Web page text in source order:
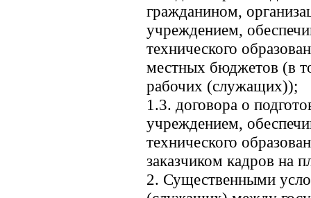
гражданином,
учреждением,
технического
местных бюджетов (в
рабочих (служащих));
1.3. договора о
учреждением,
технического
заказчиком кадров на
2. Существенными